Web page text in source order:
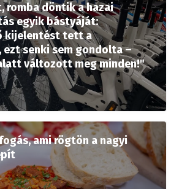
romba döntik a hazai
egyik bástyáját:
kijelentést tett a
senki sem gondolta –
változott meg minden!"
ami rögtön a nagyi